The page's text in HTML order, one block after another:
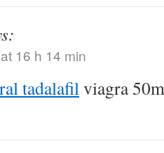
16 h 14 min
tadalafilviagra